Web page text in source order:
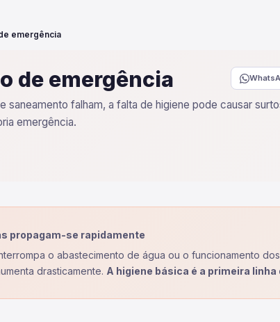
emergência
de emergência
saneamento falham, a falta de higiene pode causar
emergência.
propagam-se rapidamente
o abastecimento de água ou o funcionamento
drasticamente. A higiene básica é a primeira